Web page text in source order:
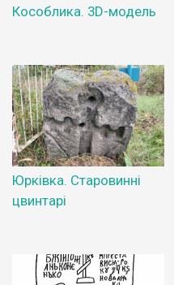
Кособлика. 3D-модель
Юрківка. Старовинні
цвинтарі